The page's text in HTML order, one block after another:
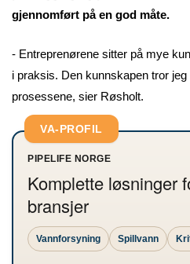
gjennomført på en god måte.
- Entreprenørene sitter på mye
i praksis. Den kunnskapen tror
prosessene, sier Røsholt.
VA-PROFIL
PIPELIFE NORGE
Komplette løsninger
bransjer
Vannforsyning Spillvann